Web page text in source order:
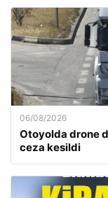
06/08/2026
Otoyolda drone
ceza kesildi